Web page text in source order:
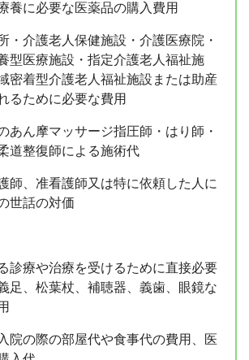
養に必要な医薬品の購入費用
・介護老人保健施設・介護医療院・
型医療施設・指定介護老人福祉施
密着型介護老人福祉施設または助産
るために必要な費用
あん摩マッサージ指圧師・はり師・
道整復師による施術代
師、准看護師又は特に依頼した人に
世話の対価
診療や治療を受けるために直接必要
足、松葉杖、補聴器、義歯、眼鏡な
院の際の部屋代や食事代の費用、医